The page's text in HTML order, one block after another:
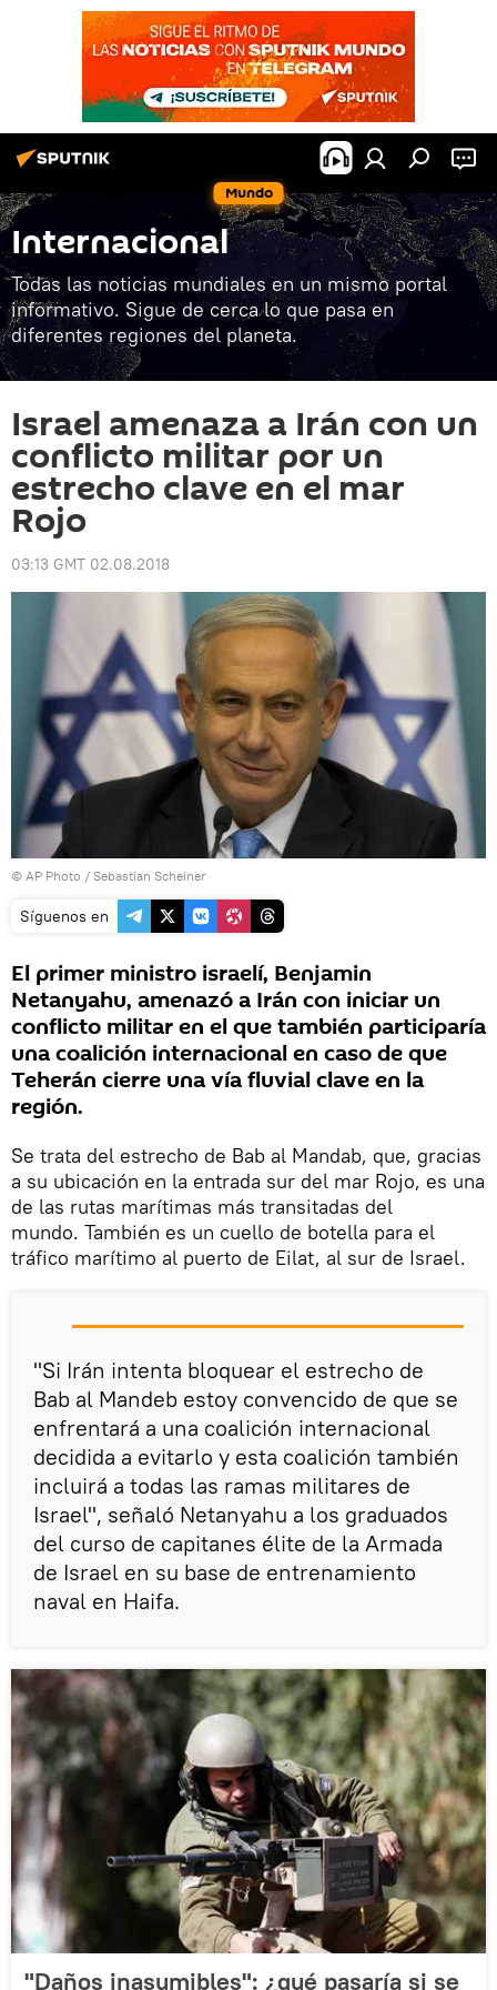
Mundo
Internacional
Todas las noticias mundiales en un mismo portal
informativo. Sigue de cerca lo que pasa en
diferentes regiones del planeta.
Israel amenaza a Irán con un
conflicto militar por un
estrecho clave en el mar
Rojo
03:13 GMT 02.08.2018
© AP Photo / Sebastian Scheiner
Síguenos en
El primer ministro israelí, Benjamin
Netanyahu, amenazó a Irán con iniciar un
conflicto militar en el que también participaría
una coalición internacional en caso de que
Teherán cierre una vía fluvial clave en la
región.
Se trata del estrecho de Bab al Mandab, que, gracias
a su ubicación en la entrada sur del mar Rojo, es una
de las rutas marítimas más transitadas del
mundo. También es un cuello de botella para el
tráfico marítimo al puerto de Eilat, al sur de Israel.
"Si Irán intenta bloquear el estrecho de
Bab al Mandeb estoy convencido de que se
enfrentará a una coalición internacional
decidida a evitarlo y esta coalición también
incluirá a todas las ramas militares de
Israel", señaló Netanyahu a los graduados
del curso de capitanes élite de la Armada
de Israel en su base de entrenamiento
naval en Haifa.
"Daños inasumibles": ¿qué pasaría si se